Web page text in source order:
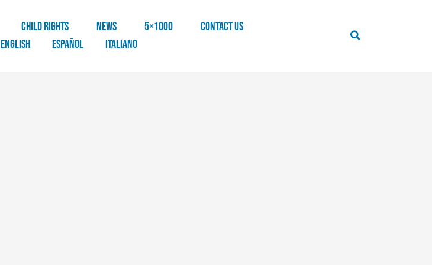
CHILD RIGHTS NEWS 5×1000
CONTACT US
English Español Italiano